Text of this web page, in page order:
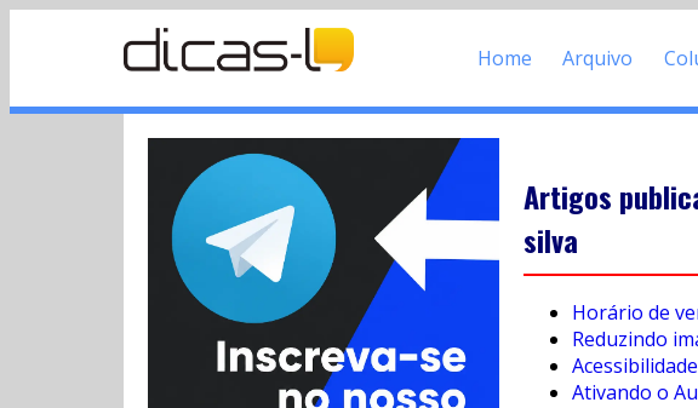
Home Arquivo
Artigos
silva
Horário de
Reduzindo
Ativando o